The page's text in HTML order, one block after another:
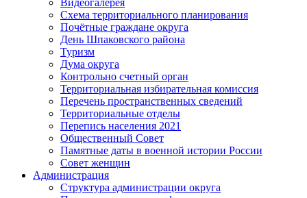
Видеогалерея
Схема территориального планирования
Почётные граждане округа
День Шпаковского района
Туризм
Дума округа
Контрольно счетный орган
Территориальная избирательная комиссия
Перечень пространственных сведений
Территориальные отделы
Перепись населения 2021
Общественный Совет
Памятные даты в военной истории России
Совет женщин
Администрация
Структура администрации округа